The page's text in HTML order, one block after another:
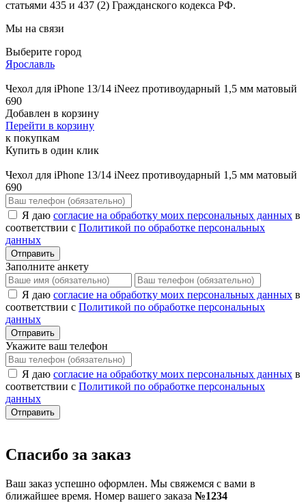
статьями 435 и 437 (2) Гражданского кодекса РФ.
Мы на связи
Выберите город
Ярославль
Чехол для iPhone 13/14 iNeez противоударный 1,5 мм матовый
690
Добавлен в корзину
Перейти в корзину
к покупкам
Купить в один клик
Чехол для iPhone 13/14 iNeez противоударный 1,5 мм матовый
690
Я даю согласие на обработку моих персональных данных в
соответствии с Политикой по обработке персональных
данных
Отправить
Заполните анкету
Я даю согласие на обработку моих персональных данных в
соответствии с Политикой по обработке персональных
данных
Отправить
Укажите ваш телефон
Я даю согласие на обработку моих персональных данных в
соответствии с Политикой по обработке персональных
данных
Отправить
Спасибо за заказ
Ваш заказ успешно оформлен. Мы свяжемся с вами в
ближайшее время. Номер вашего заказа №1234